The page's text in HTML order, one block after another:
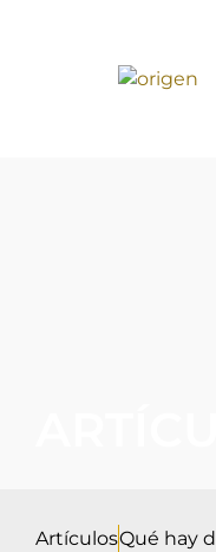
ArtículosQué hay